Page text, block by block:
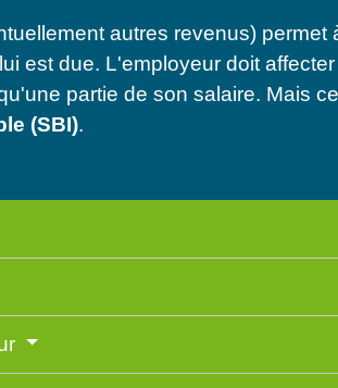
autres revenus)
est due. L'employeur doit
partie de son salaire. Mais
(SBI).